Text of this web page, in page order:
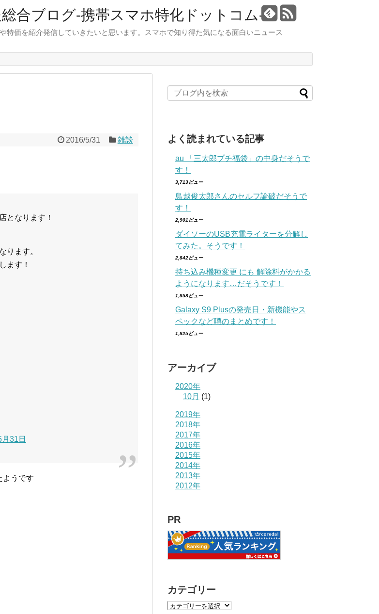
合ブログ-携帯スマホ特化ドットコム-
特価を紹介発信していきたいと思います。スマホで知り得た気になる面白いニュース
2016/5/31 雑談
となります！
ります。
ます！
31日
ようです
よく読まれている記事
au 「三太郎プチ福袋」の中身だそうで
す！
3,713ビュー
鳥越俊太郎さんのセルフ論破だそうで
す！
2,901ビュー
ダイソーのUSB充電ライターを分解し
てみた。そうです！
2,842ビュー
持ち込み機種変更 にも 解除料がかかる
ようになります…だそうです！
1,858ビュー
Galaxy S9 Plusの発売日・新機能やス
ペックなど噂のまとめです！
1,825ビュー
アーカイブ
2020年
10月 (1)
2019年
2018年
2017年
2016年
2015年
2014年
2013年
2012年
PR
カテゴリー